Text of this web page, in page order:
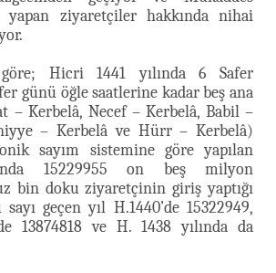
yapan ziyaretçiler hakkında nihai
Hicri 1441 yılında 6 Safer
günü öğle saatlerine kadar beş ana
– Kerbelâ, Necef – Kerbelâ, Babil –
– Kerbelâ ve Hürr – Kerbelâ)
sayım sistemine göre yapılan
15229955 on beş milyon
bin doku ziyaretçinin giriş yaptığı
geçen yıl H.1440’de 15322949,
13874818 ve H. 1438 yılında da